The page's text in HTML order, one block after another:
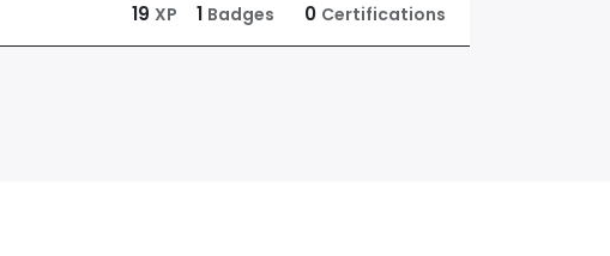
19 XP 1 Badges 0 Certifications